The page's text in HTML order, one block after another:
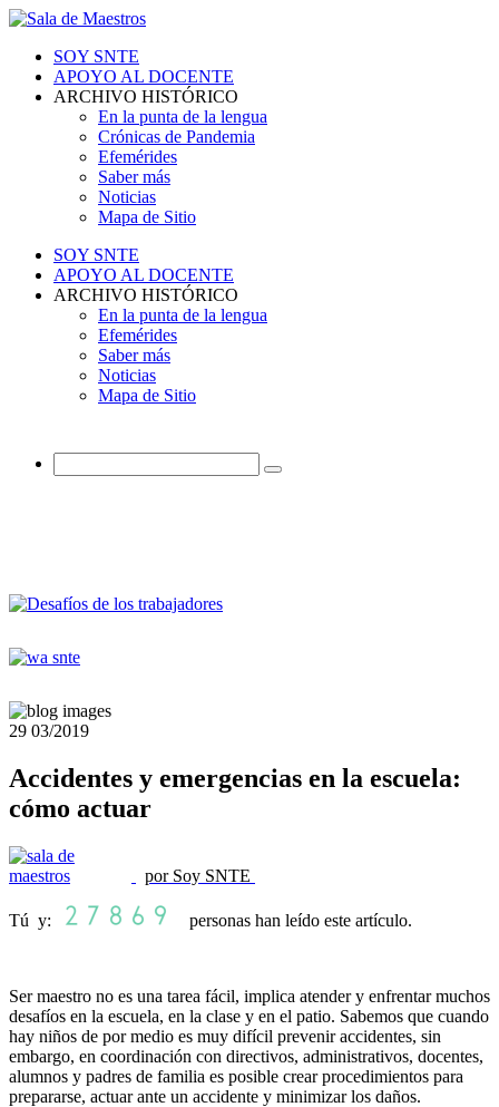
SOY SNTE
APOYO AL DOCENTE
ARCHIVO HISTÓRICO
En la punta de la lengua
Crónicas de Pandemia
Efemérides
Saber más
Noticias
Mapa de Sitio
SOY SNTE
APOYO AL DOCENTE
ARCHIVO HISTÓRICO
En la punta de la lengua
Efemérides
Saber más
Noticias
Mapa de Sitio
29 03/2019
Accidentes y emergencias en la escuela:
cómo actuar
por Soy SNTE
Tú y: personas han leído este artículo.
Ser maestro no es una tarea fácil, implica atender y enfrentar muchos
desafíos en la escuela, en la clase y en el patio. Sabemos que cuando
hay niños de por medio es muy difícil prevenir accidentes, sin
embargo, en coordinación con directivos, administrativos, docentes,
alumnos y padres de familia es posible crear procedimientos para
prepararse, actuar ante un accidente y minimizar los daños.